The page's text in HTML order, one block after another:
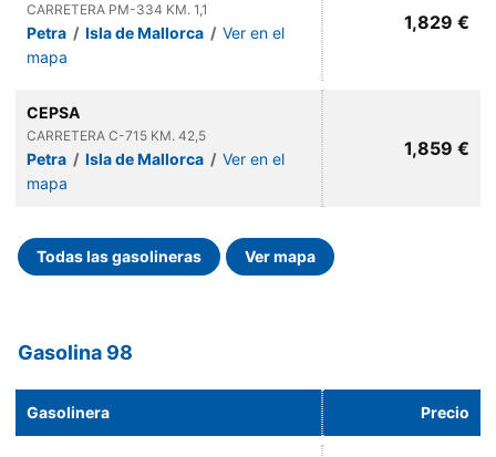
CARRETERA PM-334 KM. 1,1
Petra / Isla de Mallorca / Ver en el
mapa
1,829 €
CEPSA
CARRETERA C-715 KM. 42,5
Petra / Isla de Mallorca / Ver en el
mapa
1,859 €
Todas las gasolineras Ver mapa
Gasolina 98
Gasolinera Precio